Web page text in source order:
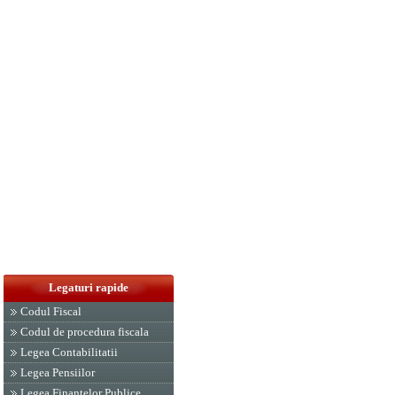
Legaturi rapide
Codul Fiscal
Codul de procedura fiscala
Legea Contabilitatii
Legea Pensiilor